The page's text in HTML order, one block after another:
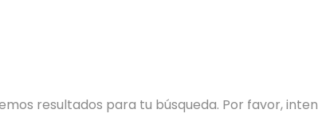
resultados para tu búsqueda. Por favor,